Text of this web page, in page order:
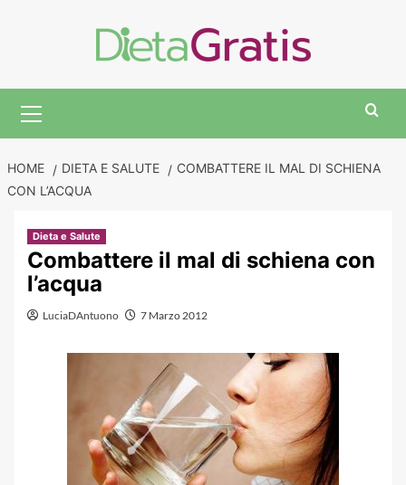
Menu
HOME DIETA E SALUTE
COMBATTERE IL MAL DI SCHIENA
CON L’ACQUA
Dieta e Salute
Combattere il mal di schiena con
l’acqua
LuciaDAntuono 7 Marzo 2012